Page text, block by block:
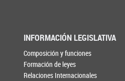
INFORMACIÓN LEGISLATIVA
Composición y funciones
Formación de leyes
Relaciones Internacionales